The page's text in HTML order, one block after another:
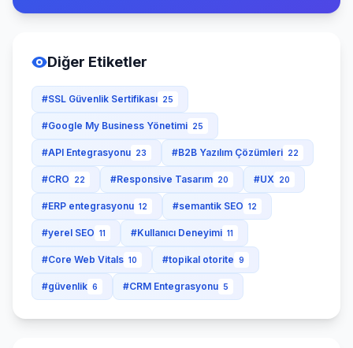
Diğer Etiketler
#SSL Güvenlik Sertifikası 25
#Google My Business Yönetimi 25
#API Entegrasyonu 23 #B2B Yazılım Çözümleri 22
#CRO 22 #Responsive Tasarım 20 #UX 20
#ERP entegrasyonu 12 #semantik SEO 12
#yerel SEO 11 #Kullanıcı Deneyimi 11
#Core Web Vitals 10 #topikal otorite 9
#güvenlik 6 #CRM Entegrasyonu 5